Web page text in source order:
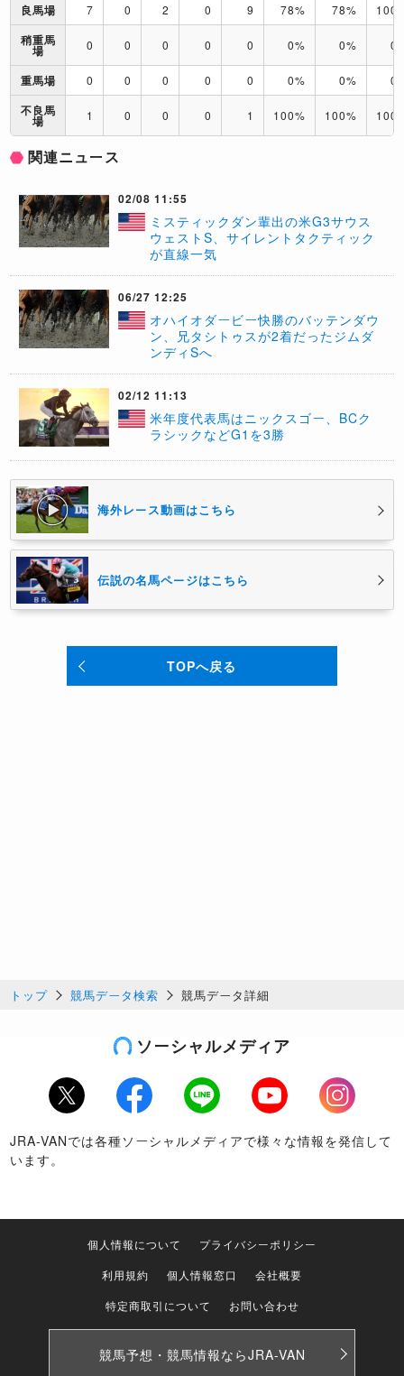
良馬場
7 0 2 0 9 78% 78%
稍重馬
場 0 0 0 0 0 0% 0%
重馬場 0 0 0 0 0 0% 0%
不良馬
場 1 0 0 0 1 100% 100%
関連ニュース
02/08 11:55
ミスティックダン輩出の米G3サウス
ウェストS、サイレントタクティック
が直線一気
06/27 12:25
オハイオダービー快勝のバッテンダウ
ン、兄タシトゥスが2着だったジムダ
ンディSへ
02/12 11:13
米年度代表馬はニックスゴー、BCク
ラシックなどG1を3勝
海外レース動画はこちら
伝説の名馬ページはこちら
TOPへ戻る
トップ 競馬データ検索 競馬データ詳細
ソーシャルメディア
Twitter Facebook LINE Youtube
Instagram
JRA-VANでは各種ソーシャルメディアで様々な情報を発信して
います。
個人情報について
プライバシーポリシー
利用規約
個人情報窓口
会社概要
特定商取引について
お問い合わせ
競馬予想・競馬情報ならJRA-VAN